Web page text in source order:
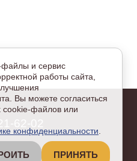
и сервис
работы сайта,
Вы можете согласиться
cookie-файлов или
конфиденциальности
ПРИНЯТЬ
и не могут быть
интерфейса
62-02
ул. Каспарова, 108